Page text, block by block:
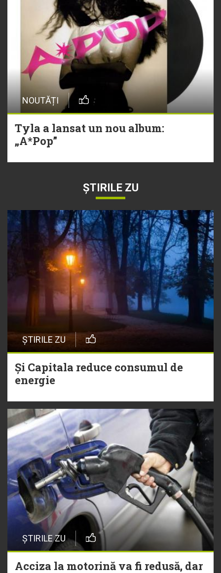
NOUTĂȚI
Tyla a lansat un nou album:
„A*Pop”
ȘTIRILE ZU
ȘTIRILE ZU
Și Capitala reduce consumul de
energie
ȘTIRILE ZU
Acciza la motorină va fi redusă, dar